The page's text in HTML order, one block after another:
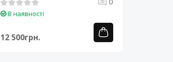
В наявності
12 500грн.